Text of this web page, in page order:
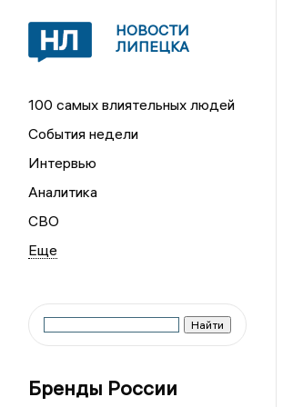
НОВОСТИ
ЛИПЕЦКА
100 самых влиятельных людей
События недели
Интервью
Аналитика
СВО
Бренды России